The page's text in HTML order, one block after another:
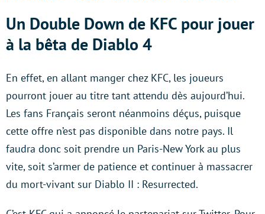
Un Double Down de KFC pour jouer
à la bêta de Diablo 4
En effet, en allant manger chez KFC, les joueurs
pourront jouer au titre tant attendu dès aujourd’hui.
Les fans Français seront néanmoins déçus, puisque
cette offre n’est pas disponible dans notre pays. Il
faudra donc soit prendre un Paris-New York au plus
vite, soit s’armer de patience et continuer à massacrer
du mort-vivant sur Diablo II : Resurrected.